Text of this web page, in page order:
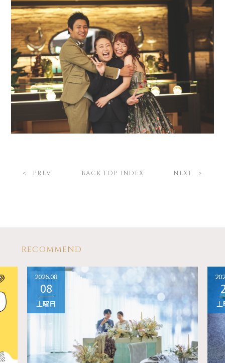
PREV BACK TOP INDEX NEXT
RECOMMEND
2026.08
08
土曜日 土